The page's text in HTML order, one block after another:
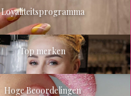
Loyaliteitsprogramma
Top merken
Hoge Beoordelingen